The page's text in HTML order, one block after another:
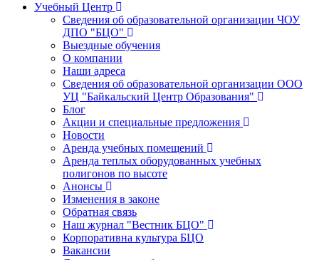
Учебный Центр
Сведения об образовательной организации ЧОУ
ДПО "БЦО"
Выездные обучения
О компании
Наши адреса
Сведения об образовательной организации ООО
УЦ "Байкальский Центр Образования"
Блог
Акции и специальные предложения
Новости
Аренда учебных помещений
Аренда теплых оборудованных учебных
полигонов по высоте
Анонсы
Изменения в законе
Обратная связь
Наш журнал "Вестник БЦО"
Корпоративна культура БЦО
Вакансии